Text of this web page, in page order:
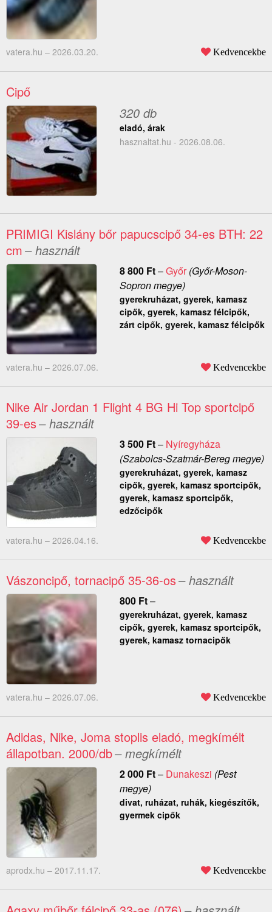
vatera.hu – 2026.03.20. Kedvencekbe
Cipő
320 db
eladó, árak
hasznaltat.hu - 2026.08.06.
PRIMIGI Kislány bőr papucscipő 34-es BTH: 22
cm– használt
8 800 Ft–Győr(Győr-Moson-
Sopron megye)
gyerekruházat, gyerek, kamasz
cipők, gyerek, kamasz félcipők,
zárt cipők, gyerek, kamasz félcipők
vatera.hu – 2026.07.06. Kedvencekbe
Nike Air Jordan 1 Flight 4 BG Hi Top sportcipő
39-es– használt
3 500 Ft– Nyíregyháza
(Szabolcs-Szatmár-Bereg megye)
gyerekruházat, gyerek, kamasz
cipők, gyerek, kamasz sportcipők,
gyerek, kamasz sportcipők,
edzőcipők
vatera.hu – 2026.04.16. Kedvencekbe
Vászoncipő, tornacipő 35-36-os– használt
800 Ft–
gyerekruházat, gyerek, kamasz
cipők, gyerek, kamasz sportcipők,
gyerek, kamasz tornacipők
vatera.hu – 2026.07.06. Kedvencekbe
Adidas, Nike, Joma stoplis eladó, megkímélt
állapotban. 2000/db– megkímélt
2 000 Ft– Dunakeszi (Pest
megye)
divat, ruházat, ruhák, kiegészítők,
gyermek cipők
aprodx.hu – 2017.11.17. Kedvencekbe